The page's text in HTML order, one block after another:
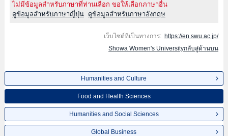
ไม่มีข้อมูลสำหรับภาษาที่ท่านเลือก ขอให้เลือกภาษาอื่น
ดูข้อมูลสำหรับภาษาญี่ปุ่น
ดูข้อมูลสำหรับภาษาอังกฤษ
เว็บไซต์ที่เป็นทางการ: https://en.swu.ac.jp/
Showa Women's Universityกลับสู่ด้านบน
Humanities and Culture
Food and Health Sciences
Humanities and Social Sciences
Global Business